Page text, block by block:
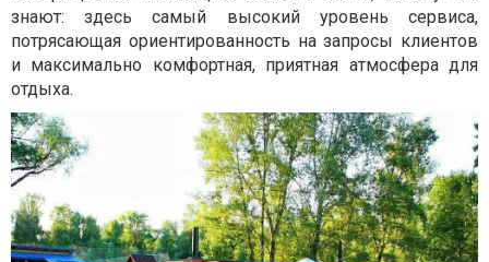
знают: здесь самый высокий уровень сервиса,
потрясающая ориентированность на запросы клиентов
и максимально комфортная, приятная атмосфера для
отдыха.